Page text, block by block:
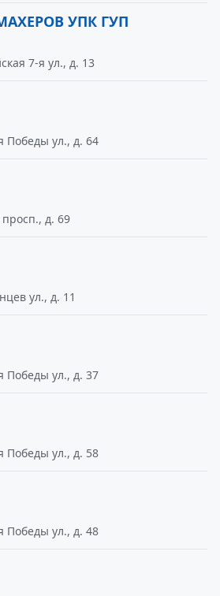
УПК ГУП
7-я ул., д. 13
Победы ул., д. 64
д. 69
ул., д. 11
Победы ул., д. 37
Победы ул., д. 58
Победы ул., д. 48